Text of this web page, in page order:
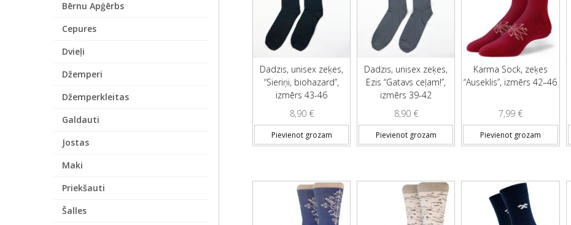
Dadzis, unisex zeķes,
“Sieriņi, biohazard”,
izmērs 43-46
8,90 €
Pievienot grozam
Dadzis, unisex zeķes,
Ezis “Gatavs ceļam!”,
izmērs 39-42
8,90 €
Pievienot grozam
Karma Sock, zeķes
“Auseklis”, izmērs 42–46
7,99 €
Pievienot grozam
Bērnu Apģērbs
Cepures
Dvieļi
Džemperi
Džemperkleitas
Galdauti
Jostas
Maki
Priekšauti
Šalles